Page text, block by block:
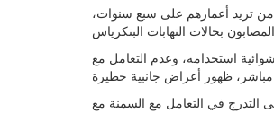
من تزيد أعمارهم على سبع سنوات،
استخدامه، وعدم التعامل مع
في التعامل مع السمنة مع